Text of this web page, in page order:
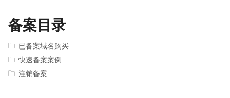
备案目录
已备案域名购买
快速备案案例
注销备案